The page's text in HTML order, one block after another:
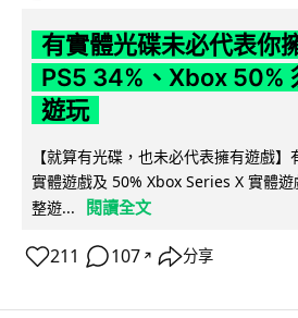
有實體光碟未必代表你
PS5 34%、Xbox 50%
遊玩
【就算有光碟，也未必代表擁有遊戲
實體遊戲及 50% Xbox Series X 實體
整遊...
閱讀全文
211 107 ↗ 分享